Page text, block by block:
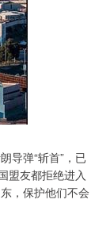
导弹“斩首”，已
盟友都拒绝进入
，保护他们不会